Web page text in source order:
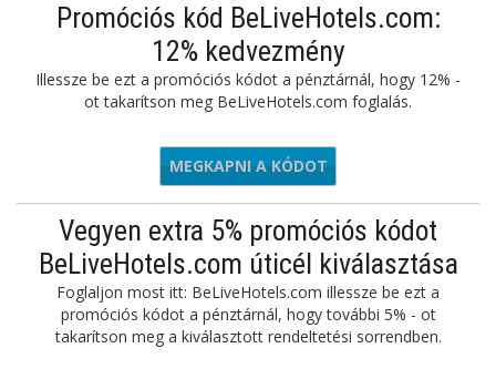
Promóciós kód BeLiveHotels.com:
12% kedvezmény
Illessze be ezt a promóciós kódot a pénztárnál, hogy 12% -
ot takarítson meg BeLiveHotels.com foglalás.
LOVE21
MEGKAPNI A KÓDOT
Vegyen extra 5% promóciós kódot
BeLiveHotels.com úticél kiválasztása
Foglaljon most itt: BeLiveHotels.com illessze be ezt a
promóciós kódot a pénztárnál, hogy további 5% - ot
takarítson meg a kiválasztott rendeltetési sorrendben.